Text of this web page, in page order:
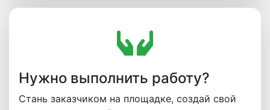
Нужно выполнить работу?
Стань заказчиком на площадке, создай свой